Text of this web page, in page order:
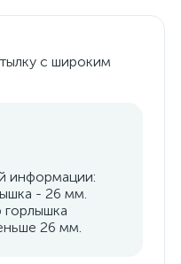
с широким
информации:
- 26 мм.
горлышка
26 мм.